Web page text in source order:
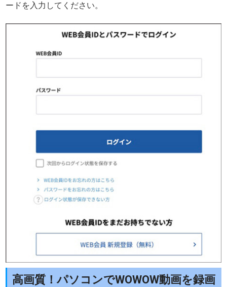
ードを入力してください。
高画質！パソコンでWOWOW動画を録画